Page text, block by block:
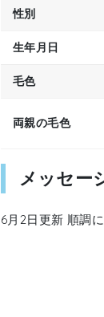
性別
生年月日
毛色
両親の毛色
メッセー
6月2日更新 順調